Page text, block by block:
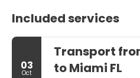
Included services
03
Oct
Transport
to Miami FL